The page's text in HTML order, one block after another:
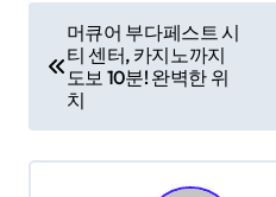
o
s
t
머큐어 부다페스트 시
티 센터, 카지노까지
도보 10분! 완벽한 위
치